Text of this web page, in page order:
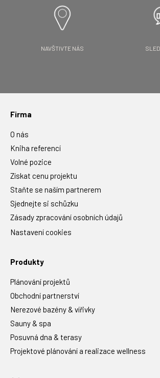
NAVŠTIVTE NÁS
Firma
O nás
Kniha referencí
Volné pozice
Získat cenu projektu
Staňte se naším partnerem
Sjednejte si schůzku
Zásady zpracování osobních údajů
Nastavení cookies
Produkty
Plánování projektů
Obchodní partnerství
Nerezové bazény & vířivky
Sauny & spa
Posuvná dna & terasy
Projektové plánování a realizace wellness